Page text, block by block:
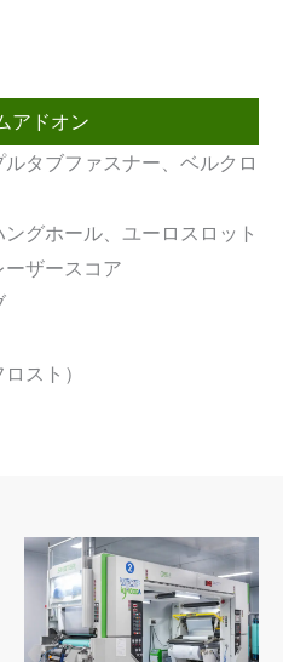
アドオン
タブファスナー、ベルクロ
グホール、ユーロスロット
ザースコア
スト）